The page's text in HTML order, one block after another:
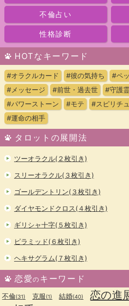
不倫占い
性格診断
HOTなキーワード
#オラクルカード #彼の気持ち
#ペ
#メッセージ
#前世・過去世 #守護
#パワーストーン
#モテ #スピリチ
#運命の相手
タロットの展開法
ツーオラクル(２枚引き)
スリーオラクル(３枚引き)
ゴールデントリン(３枚引き)
ダイヤモンドクロス(４枚引き)
ギリシャ十字(５枚引き)
ピラミッド(６枚引き)
ヘキサグラム(７枚引き)
恋愛のキーワード
不倫(31) 克服(1) 結婚(40) 恋の進